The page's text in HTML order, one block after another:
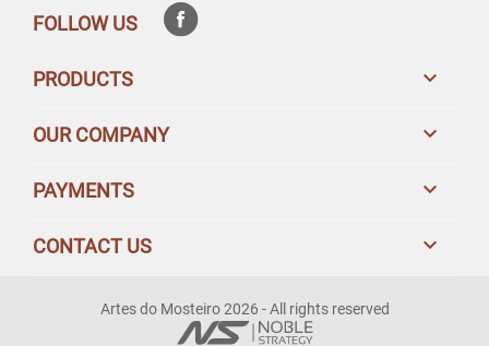
FOLLOW US
PRODUCTS 
OUR COMPANY 
PAYMENTS 
CONTACT US 
Artes do Mosteiro 2026 - All rights reserved